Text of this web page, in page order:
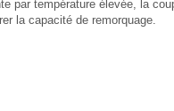
par température élevée, la
la capacité de remorquage.